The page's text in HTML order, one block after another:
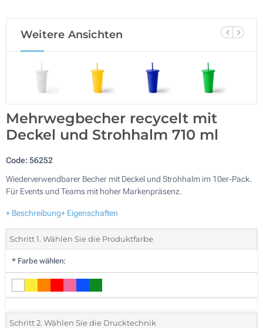
Weitere Ansichten
Mehrwegbecher recycelt mit
Deckel und Strohhalm 710 ml
Code:56252
Wiederverwendbarer Becher mit Deckel und Strohhalm im 10er-Pack.
Für Events und Teams mit hoher Markenpräsenz.
+ Beschreibung+ Eigenschaften
Schritt 1. Wählen Sie die Produktfarbe
* Farbe wählen:
Schritt 2. Wählen Sie die Drucktechnik